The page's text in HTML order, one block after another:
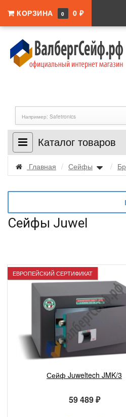
КОРЗИНА 0 0 ₽
Каталог товаров
Главная / Сейфы /
Сейфы Juwel
ЕВРОПЕЙСКИЙ СЕРТИФИКАТ
Сейф Juweltech JMK/3
59 489 ₽